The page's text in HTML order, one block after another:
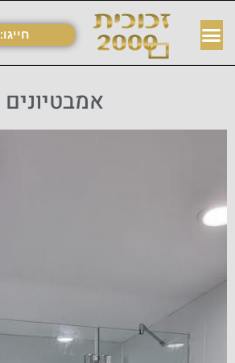
חייגו:
אמבטיונים